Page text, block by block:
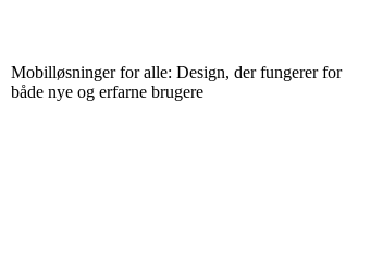
Mobil­løsninger for alle: Design, der fungerer for
både nye og erfarne brugere